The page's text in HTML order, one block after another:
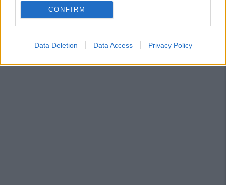
CONFIRM
Data Deletion Data Access Privacy Policy
Latte Dolce, Andrea Grigoras è il nuovo ds